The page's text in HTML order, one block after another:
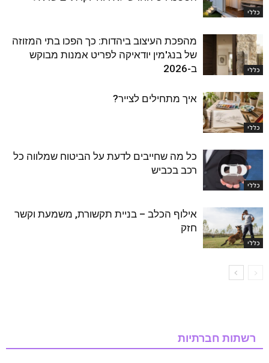
כללי
כללי
מהפכת העיצוב ביהדות: כך הפכו בתי המזוזה
של בנג'מין יודאיקה לפריט אמנות מבוקש
ב-2026
כללי
איך מתחילים לצייר?
כללי
כל מה שחייבים לדעת על הביטוח שמלווה כל
רכב בכביש
כללי
אילוף הכלב – בניית תקשורת, משמעת וקשר
חזק
רשתות חברתיות